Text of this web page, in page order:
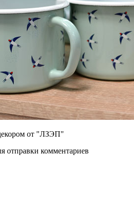
от "ЛЗЭП"
отправки комментариев